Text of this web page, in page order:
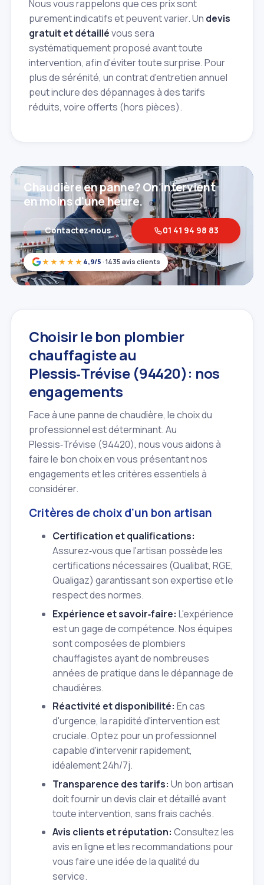
Nous vous rappelons que ces prix sont
purement indicatifs et peuvent varier. Un devis
gratuit et détaillévous sera
systématiquement proposé avant toute
intervention, afin d'éviter toute surprise. Pour
plus de sérénité, un contrat d'entretien annuel
peut inclure des dépannages à des tarifs
réduits, voire offerts (hors pièces).
★★★★★ 4,9/5 · 1435 avis clients
Chaudière en panne? On intervient
en moins d'une heure.
Contactez‑nous 01 41 94 98 83
Choisir le bon plombier
chauffagiste au
Plessis‑Trévise (94420): nos
engagements
Face à une panne de chaudière, le choix du
professionnel est déterminant. Au
Plessis‑Trévise (94420), nous vous aidons à
faire le bon choix en vous présentant nos
engagements et les critères essentiels à
considérer.
Critères de choix d'un bon artisan
Certification et qualifications:
Assurez‑vous que l'artisan possède les
certifications nécessaires (Qualibat, RGE,
Qualigaz) garantissant son expertise et le
respect des normes.
Expérience et savoir‑faire: L'expérience
est un gage de compétence. Nos équipes
sont composées de plombiers
chauffagistes ayant de nombreuses
années de pratique dans le dépannage de
chaudières.
Réactivité et disponibilité: En cas
d'urgence, la rapidité d'intervention est
cruciale. Optez pour un professionnel
capable d'intervenir rapidement,
idéalement 24h/7j.
Transparence des tarifs: Un bon artisan
doit fournir un devis clair et détaillé avant
toute intervention, sans frais cachés.
Avis clients et réputation: Consultez les
avis en ligne et les recommandations pour
vous faire une idée de la qualité du
service.